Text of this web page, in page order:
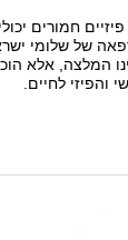
חמורים
של שלומי
המלצה, אלא
לחיים.